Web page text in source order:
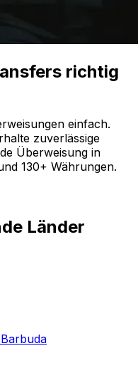
richtig
einfach.
zuverlässige
Überweisung in
130+ Währungen.
Länder